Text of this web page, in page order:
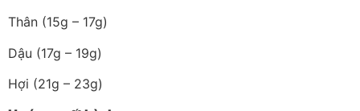
Thân (15g – 17g)
Dậu (17g – 19g)
Hợi (21g – 23g)